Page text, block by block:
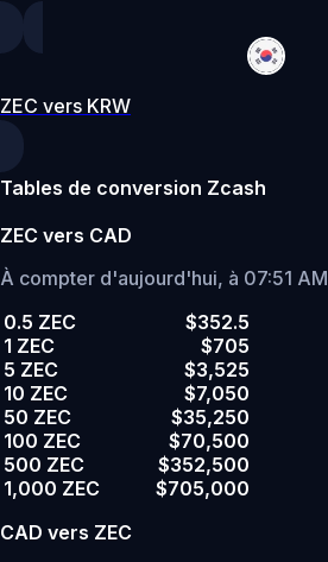
ZEC vers KRW
Tables de conversion Zcash
ZEC vers CAD
À compter d'aujourd'hui, à 07:51 AM
0.5 ZEC
$352.5
1 ZEC
$705
5 ZEC
$3,525
10 ZEC
$7,050
50 ZEC
$35,250
100 ZEC
$70,500
500 ZEC
$352,500
1,000 ZEC
$705,000
CAD vers ZEC